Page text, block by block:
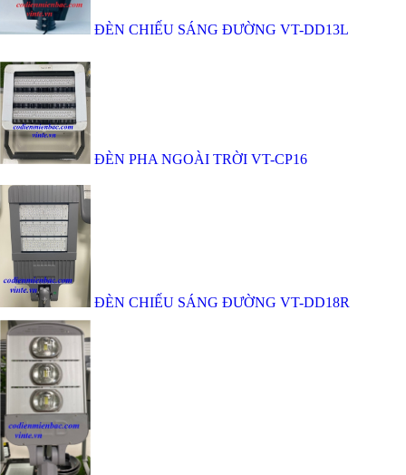
ĐÈN CHIẾU SÁNG ĐƯỜNG VT-DD13L
ĐÈN PHA NGOÀI TRỜI VT-CP16
ĐÈN CHIẾU SÁNG ĐƯỜNG VT-DD18R